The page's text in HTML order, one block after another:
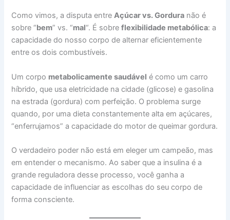
Como vimos, a disputa entreAçúcar vs. Gordura não é
sobre “bem” vs. “mal“. É sobreflexibilidade metabólica: a
capacidade do nosso corpo de alternar eficientemente
entre os dois combustíveis.
Um corpo metabolicamente saudável é como um carro
híbrido, que usa eletricidade na cidade (glicose) e gasolina
na estrada (gordura) com perfeição. O problema surge
quando, por uma dieta constantemente alta em açúcares,
“enferrujamos” a capacidade do motor de queimar gordura.
O verdadeiro poder não está em eleger um campeão, mas
em entender o mecanismo. Ao saber que a insulina é a
grande reguladora desse processo, você ganha a
capacidade de influenciar as escolhas do seu corpo de
forma consciente.